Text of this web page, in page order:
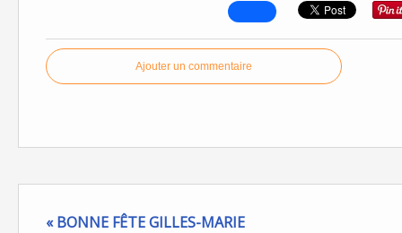
Ajouter un commentaire
« BONNE FÊTE GILLES-MARIE